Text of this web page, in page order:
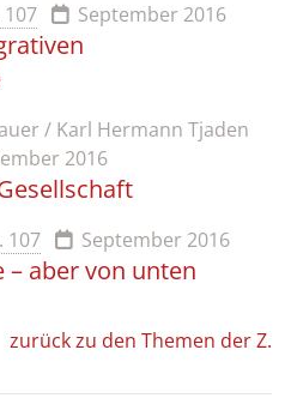
107 September 2016
/ Karl Hermann Tjaden
2016
107 September 2016
aber von unten
zurück zu den Themen der Z.